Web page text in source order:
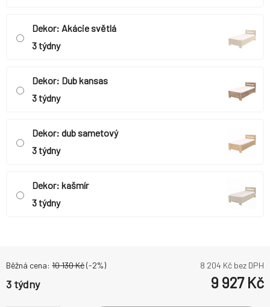
Dekor: Akácie světlá
3 týdny
Dekor: Dub kansas
3 týdny
Dekor: dub sametový
3 týdny
Dekor: kašmír
3 týdny
Běžná cena: 10 130Kč(-2%) 8 204 Kč bez DPH
3 týdny 9 927Kč